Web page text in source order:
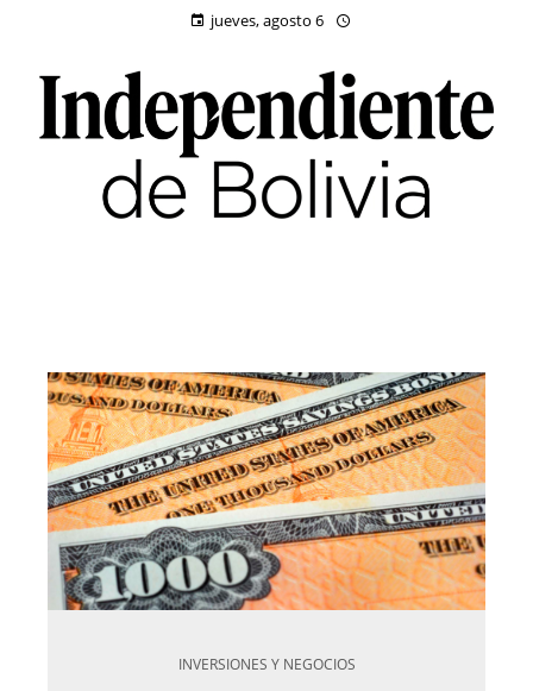
jueves, agosto 6
INVERSIONES Y NEGOCIOS